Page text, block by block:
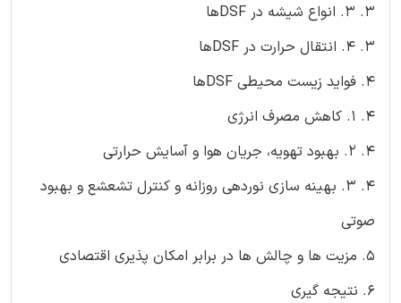
3. 3. انواع شیشه در DSFها
3. 4. انتقال حرارت در DSFها
4. فواید زیست محیطی DSFها
4. 1. کاهش مصرف انرژی
4. 2. بهبود تهویه، جریان هوا و آسایش حرارتی
4. 3. بهینه سازی نوردهی روزانه و کنترل تشعشع و بهبود
صوتی
5. مزیت ها و چالش ها در برابر امکان پذیری اقتصادی
6. نتیجه گیری